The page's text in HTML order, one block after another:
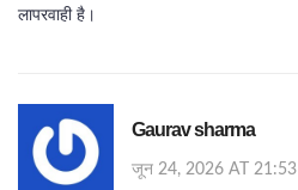
लापरवाही है।
Gaurav sharma
जून 24, 2026 AT 21:53